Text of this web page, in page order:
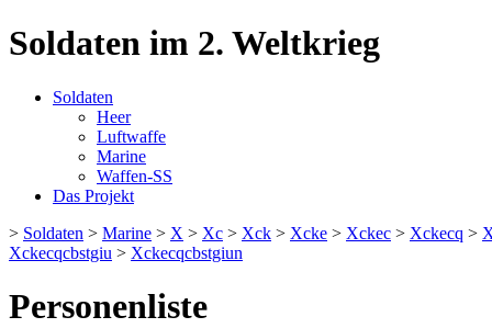
Soldaten im 2. Weltkrieg
Soldaten
Heer
Luftwaffe
Marine
Waffen-SS
Das Projekt
> Soldaten > Marine > X > Xc > Xck > Xcke > Xckec > Xckecq >
Xckecqcbstgiu > Xckecqcbstgiun
Personenliste